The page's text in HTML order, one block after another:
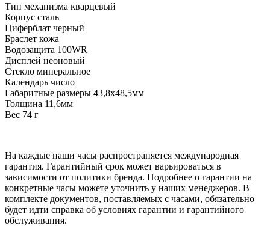
Тип механизма кварцевый
Корпус сталь
Циферблат черный
Браслет кожа
Водозащита 100WR
Дисплей неоновый
Стекло минеральное
Календарь число
Габаритные размеры 43,8х48,5мм
Толщина 11,6мм
Вес 74 г
На каждые наши часы распространяется международная
гарантия. Гарантийный срок может варьироваться в
зависимости от политики бренда. Подробнее о гарантии на
конкретные часы можете уточнить у наших менеджеров. В
комплекте документов, поставляемых с часами, обязательно
будет идти справка об условиях гарантии и гарантийного
обслуживания.